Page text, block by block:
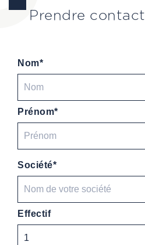
Prendre contact
Nom*
Prénom*
Société*
Effectif